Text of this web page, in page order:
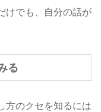
けでも、自分の話が
る
方のクセを知るには